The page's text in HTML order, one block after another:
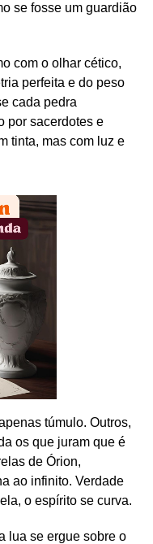
se fosse um guardião
com o olhar cético,
perfeita e do peso
cada pedra
por sacerdotes e
tinta, mas com luz e
túmulo. Outros,
os que juram que é
de Órion,
ao infinito. Verdade
o espírito se curva.
lua se ergue sobre o